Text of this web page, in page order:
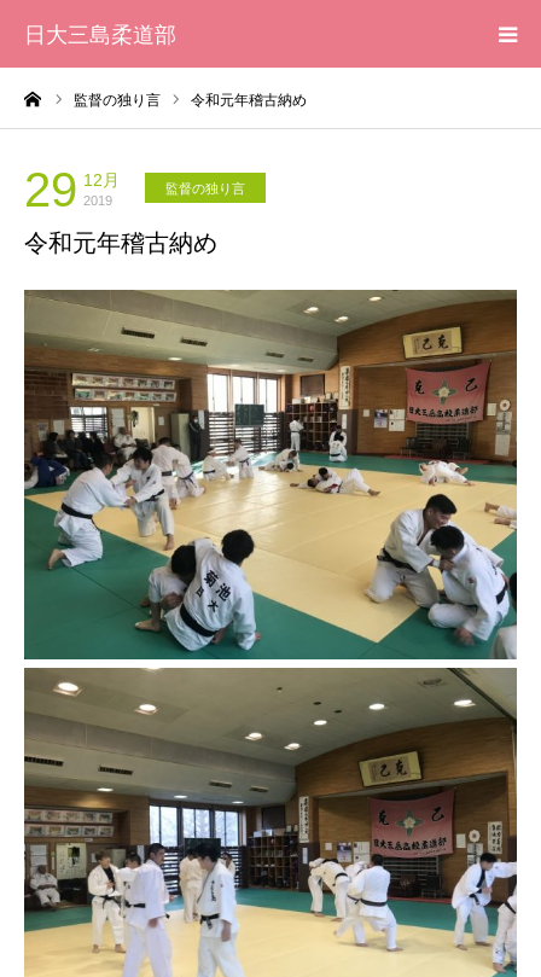
日大三島柔道部
監督の独り言 令和元年稽古納め
29 12月
2019
監督の独り言
令和元年稽古納め
HOME
柔道部 紹介
ブログ
大会記録
写真集
応援メッセージ一覧